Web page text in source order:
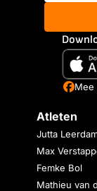
Mee
Atleten
Jutta
Max
Femke Bol
Mathieu van